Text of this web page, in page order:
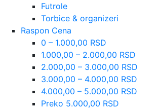
Futrole
Torbice & organizeri
Raspon Cena
0 – 1.000,00 RSD
1.000,00 – 2.000,00 RSD
2.000,00 – 3.000,00 RSD
3.000,00 – 4.000,00 RSD
4.000,00 – 5.000,00 RSD
Preko 5.000,00 RSD